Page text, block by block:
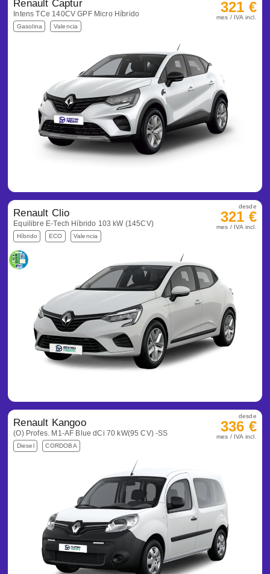
Renault Captur
Intens TCe 140CV GPF Micro Híbrido
Gasolina Valencia
321 €
mes / IVA incl.
Renault Clio
Equilibre E-Tech Híbrido 103 kW (145CV)
Híbrido ECO Valencia
desde
321 €
mes / IVA incl.
Renault Kangoo
(O) Profes. M1-AF Blue dCi 70 kW(95 CV) -SS
Diesel CORDOBA
desde
336 €
mes / IVA incl.